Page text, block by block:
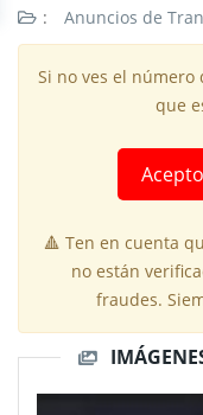
: Anuncios de
Si no ves el número
que
🔺 Ten en cuenta
no están
fraudes.